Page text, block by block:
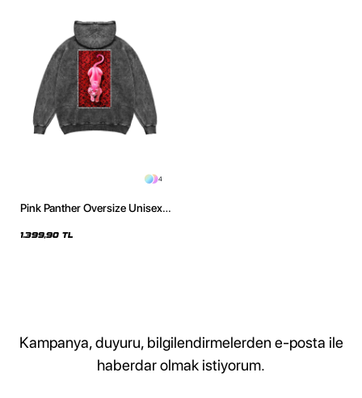
4
Pink Panther Oversize Unisex
1.399,90 TL
Kampanya, duyuru, bilgilendirmelerden e-posta ile
haberdar olmak istiyorum.